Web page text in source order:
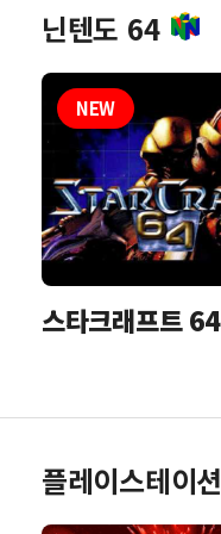
닌텐도 64
스타크래프트 64
플레이스테이션